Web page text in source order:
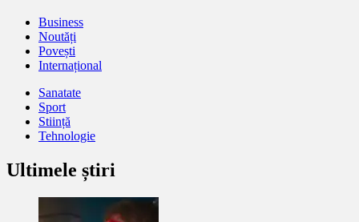
Business
Noutăți
Povești
Internațional
Sanatate
Sport
Stiință
Tehnologie
Ultimele știri